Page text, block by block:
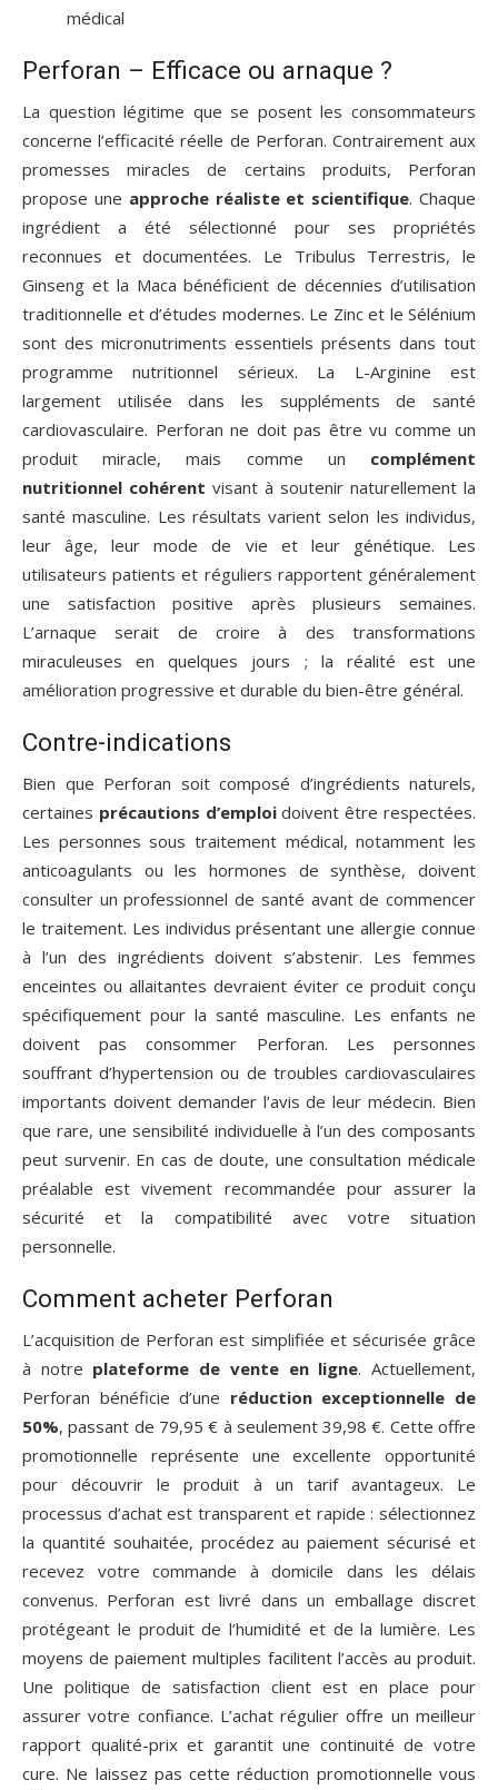
médical
Perforan – Efficace ou arnaque ?
La question légitime que se posent les consommateurs
concerne l’efficacité réelle de Perforan. Contrairement aux
promesses miracles de certains produits, Perforan
propose une approche réaliste et scientifique. Chaque
ingrédient a été sélectionné pour ses propriétés
reconnues et documentées. Le Tribulus Terrestris, le
Ginseng et la Maca bénéficient de décennies d’utilisation
traditionnelle et d’études modernes. Le Zinc et le Sélénium
sont des micronutriments essentiels présents dans tout
programme nutritionnel sérieux. La L-Arginine est
largement utilisée dans les suppléments de santé
cardiovasculaire. Perforan ne doit pas être vu comme un
produit miracle, mais comme un complément
nutritionnel cohérent visant à soutenir naturellement la
santé masculine. Les résultats varient selon les individus,
leur âge, leur mode de vie et leur génétique. Les
utilisateurs patients et réguliers rapportent généralement
une satisfaction positive après plusieurs semaines.
L’arnaque serait de croire à des transformations
miraculeuses en quelques jours ; la réalité est une
amélioration progressive et durable du bien-être général.
Contre-indications
Bien que Perforan soit composé d’ingrédients naturels,
certaines précautions d’emploidoivent être respectées.
Les personnes sous traitement médical, notamment les
anticoagulants ou les hormones de synthèse, doivent
consulter un professionnel de santé avant de commencer
le traitement. Les individus présentant une allergie connue
à l’un des ingrédients doivent s’abstenir. Les femmes
enceintes ou allaitantes devraient éviter ce produit conçu
spécifiquement pour la santé masculine. Les enfants ne
doivent pas consommer Perforan. Les personnes
souffrant d’hypertension ou de troubles cardiovasculaires
importants doivent demander l’avis de leur médecin. Bien
que rare, une sensibilité individuelle à l’un des composants
peut survenir. En cas de doute, une consultation médicale
préalable est vivement recommandée pour assurer la
sécurité et la compatibilité avec votre situation
personnelle.
Comment acheter Perforan
L’acquisition de Perforan est simplifiée et sécurisée grâce
à notre plateforme de vente en ligne. Actuellement,
Perforan bénéficie d’une réduction exceptionnelle de
50%, passant de 79,95 € à seulement 39,98 €. Cette offre
promotionnelle représente une excellente opportunité
pour découvrir le produit à un tarif avantageux. Le
processus d’achat est transparent et rapide : sélectionnez
la quantité souhaitée, procédez au paiement sécurisé et
recevez votre commande à domicile dans les délais
convenus. Perforan est livré dans un emballage discret
protégeant le produit de l’humidité et de la lumière. Les
moyens de paiement multiples facilitent l’accès au produit.
Une politique de satisfaction client est en place pour
assurer votre confiance. L’achat régulier offre un meilleur
rapport qualité-prix et garantit une continuité de votre
cure. Ne laissez pas cette réduction promotionnelle vous